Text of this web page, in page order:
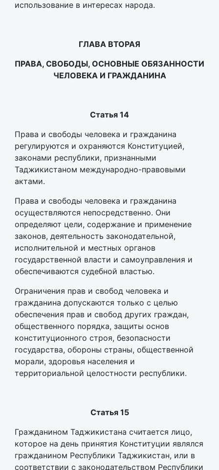
использование в интересах народа.
ГЛАВА ВТОРАЯ
ПРАВА, СВОБОДЫ, ОСНОВНЫЕ ОБЯЗАННОСТИ
ЧЕЛОВЕКА И ГРАЖДАНИНА
Статья 14
Права и свободы человека и гражданина
регулируются и охраняются Конституцией,
законами республики, признанными
Таджикистаном международно-правовыми
актами.
Права и свободы человека и гражданина
осуществляются непосредственно. Они
определяют цели, содержание и применение
законов, деятельность законодательной,
исполнительной и местных органов
государственной власти и самоуправления и
обеспечиваются судебной властью.
Ограничения прав и свобод человека и
гражданина допускаются только с целью
обеспечения прав и свобод других граждан,
общественного порядка, защиты основ
конституционного строя, безопасности
государства, обороны страны, общественной
морали, здоровья населения и
территориальной целостности республики.
Статья 15
Гражданином Таджикистана считается лицо,
которое на день принятия Конституции являлся
гражданином Республики Таджикистан, или в
соответствии с законодательством Республики